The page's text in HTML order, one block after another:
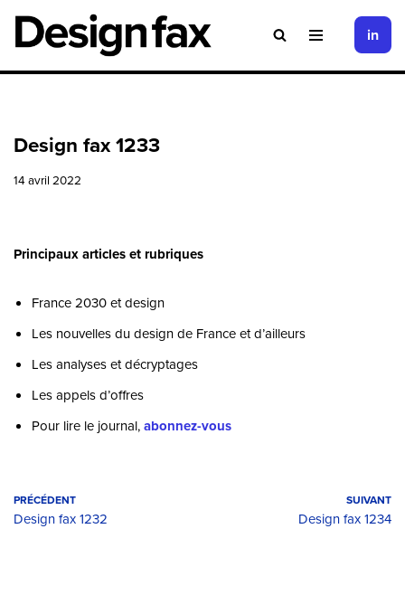
Aller
au
in
Design fax 1233
14 avril 2022
Principaux articles et rubriques
France 2030 et design
Les nouvelles du design de France et d’ailleurs
Les analyses et décryptages
Les appels d’offres
Pour lire le journal,abonnez-vous
PRÉCÉDENT
Design fax 1232
SUIVANT
Design fax 1234